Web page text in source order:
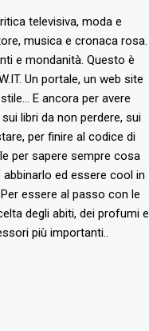
televisiva, moda e
musica e cronaca rosa.
e mondanità. Questo è
Un portale, un web site
E ancora per avere
libri da non perdere, sui
per finire al codice di
per sapere sempre cosa
ed essere cool in
essere al passo con le
degli abiti, dei profumi e
più importanti..